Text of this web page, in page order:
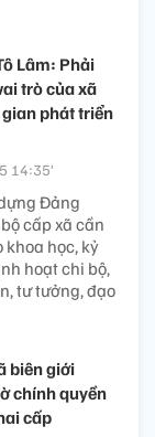
Lâm: Phải
trò của xã
phát triển
14:35’
Đảng
cấp xã cần
học, kỷ
hoạt chi bộ,
tư tưởng, đạo
biên giới
chính quyền
cấp